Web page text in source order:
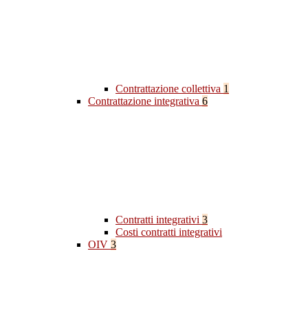
Contrattazione collettiva 1
Contrattazione integrativa 6
Contratti integrativi 3
Costi contratti integrativi
OIV 3